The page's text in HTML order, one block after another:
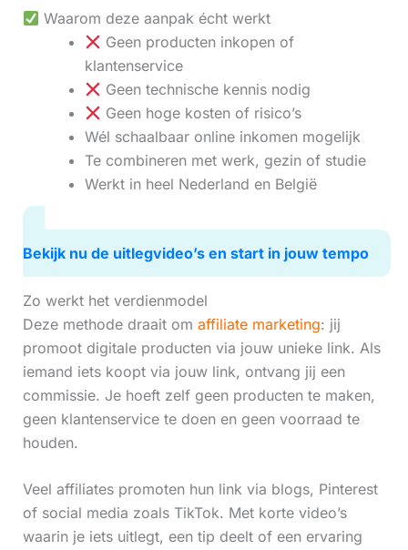
Waarom deze aanpak écht werkt
Geen producten inkopen of
klantenservice
Geen technische kennis nodig
Geen hoge kosten of risico’s
Wél schaalbaar online inkomen mogelijk
Te combineren met werk, gezin of studie
Werkt in heel Nederland en België
Bekijk nu de uitlegvideo’s en start in jouw tempo
Zo werkt het verdienmodel
Deze methode draait om affiliate marketing: jij
promoot digitale producten via jouw unieke link. Als
iemand iets koopt via jouw link, ontvang jij een
commissie. Je hoeft zelf geen producten te maken,
geen klantenservice te doen en geen voorraad te
houden.
Veel affiliates promoten hun link via blogs, Pinterest
of social media zoals TikTok. Met korte video’s
waarin je iets uitlegt, een tip deelt of een ervaring